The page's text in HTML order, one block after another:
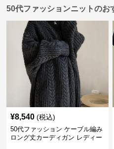
50代ファッションニットのお
¥8,540 (税込)
50代ファッション ケーブル編み
ロング丈カーディガン レディー